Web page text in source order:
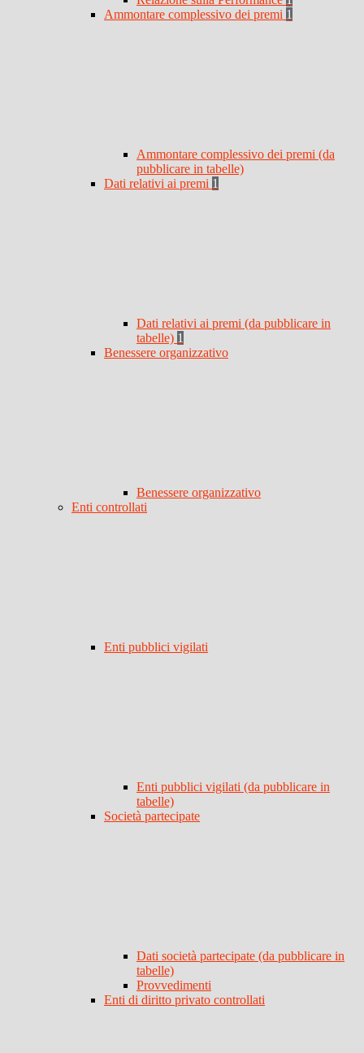
Ammontare complessivo dei premi 1
Ammontare complessivo dei premi (da
pubblicare in tabelle)
Dati relativi ai premi 1
Dati relativi ai premi (da pubblicare in
tabelle) 1
Benessere organizzativo
Benessere organizzativo
Enti controllati
Enti pubblici vigilati
Enti pubblici vigilati (da pubblicare in
tabelle)
Società partecipate
Dati società partecipate (da pubblicare in
tabelle)
Provvedimenti
Enti di diritto privato controllati